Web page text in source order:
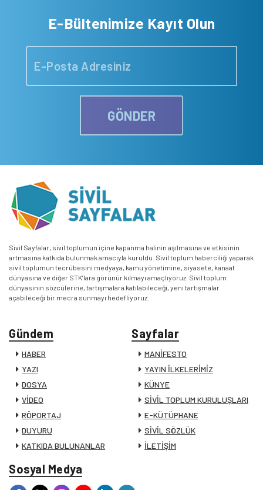
E-Bültenimize Kayıt Olun
GÖNDER
Sivil Sayfalar, sivil toplumun içine kapanma halinin aşılmasına ve etkisinin
artmasına katkıda bulunmak amacıyla kuruldu. Sivil toplum haberciliği yaparak
sivil toplumun tecrübesini medyaya, kamu yönetimine, siyasete, kanaat
dünyasına ve diğer STK’lara görünür kılmayı amaçlıyoruz. Sivil toplum
dünyasının sözcülerine, tartışmalara katılabileceği, yeni tartışmalar
açabileceği bir mecra sunmayı hedefliyoruz.
Gündem
HABER
YAZI
DOSYA
VİDEO
RÖPORTAJ
DUYURU
KATKIDA BULUNANLAR
Sayfalar
MANİFESTO
YAYIN İLKELERİMİZ
KÜNYE
SİVİL TOPLUM KURULUŞLARI
E-KÜTÜPHANE
SİVİL SÖZLÜK
İLETİŞİM
Sosyal Medya